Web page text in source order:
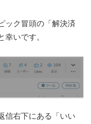
ック冒頭の「解決済
幸いです。
信右下にある「いい